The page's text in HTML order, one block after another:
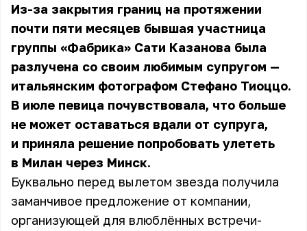
Из-за закрытия границ на протяжении
почти пяти месяцев бывшая участница
группы «Фабрика» Сати Казанова была
разлучена со своим любимым супругом —
итальянским фотографом Стефано Тиоццо.
В июле певица почувствовала, что больше
не может оставаться вдали от супруга,
и приняла решение попробовать улететь
в Милан через Минск.
Буквально перед вылетом звезда получила
заманчивое предложение от компании,
организующей для влюблённых встречи-